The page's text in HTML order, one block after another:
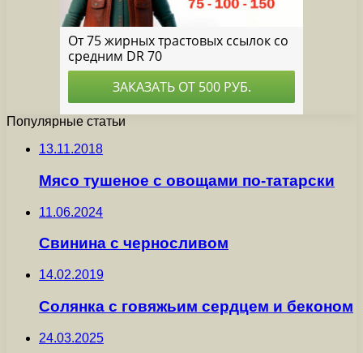
Популярные статьи
13.11.2018
Мясо тушеное с овощами по-татарски
11.06.2024
Свинина с черносливом
14.02.2019
Солянка с говяжьим сердцем и беконом
24.03.2025